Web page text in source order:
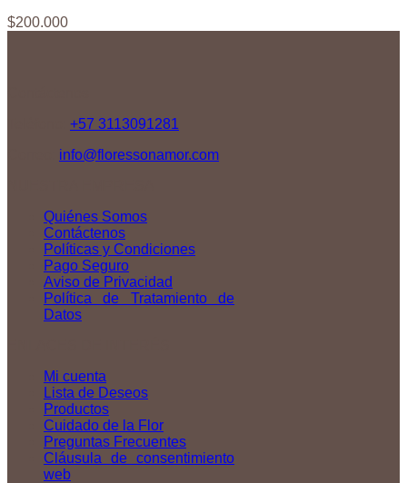
$200.000
+57 3113091281
info@floressonamor.com
Quiénes Somos
Contáctenos
Políticas y Condiciones
Pago Seguro
Aviso de Privacidad
Política de Tratamiento de
Datos
Mi cuenta
Lista de Deseos
Productos
Cuidado de la Flor
Preguntas Frecuentes
Cláusula de consentimiento
web